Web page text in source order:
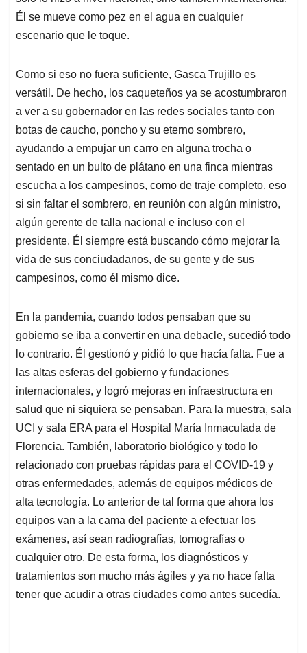
Él se mueve como pez en el agua en cualquier
escenario que le toque.
Como si eso no fuera suficiente, Gasca Trujillo es
versátil. De hecho, los caqueteños ya se acostumbraron
a ver a su gobernador en las redes sociales tanto con
botas de caucho, poncho y su eterno sombrero,
ayudando a empujar un carro en alguna trocha o
sentado en un bulto de plátano en una finca mientras
escucha a los campesinos, como de traje completo, eso
si sin faltar el sombrero, en reunión con algún ministro,
algún gerente de talla nacional e incluso con el
presidente. Él siempre está buscando cómo mejorar la
vida de sus conciudadanos, de su gente y de sus
campesinos, como él mismo dice.
En la pandemia, cuando todos pensaban que su
gobierno se iba a convertir en una debacle, sucedió todo
lo contrario. Él gestionó y pidió lo que hacía falta. Fue a
las altas esferas del gobierno y fundaciones
internacionales, y logró mejoras en infraestructura en
salud que ni siquiera se pensaban. Para la muestra, sala
UCI y sala ERA para el Hospital María Inmaculada de
Florencia. También, laboratorio biológico y todo lo
relacionado con pruebas rápidas para el COVID-19 y
otras enfermedades, además de equipos médicos de
alta tecnología. Lo anterior de tal forma que ahora los
equipos van a la cama del paciente a efectuar los
exámenes, así sean radiografías, tomografías o
cualquier otro. De esta forma, los diagnósticos y
tratamientos son mucho más ágiles y ya no hace falta
tener que acudir a otras ciudades como antes sucedía.